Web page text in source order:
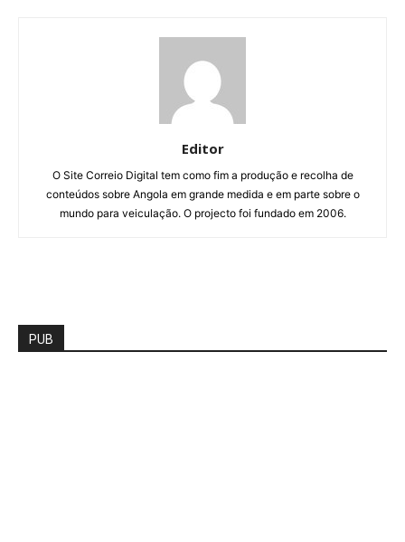
Editor
O Site Correio Digital tem como fim a produção e recolha de
conteúdos sobre Angola em grande medida e em parte sobre o
mundo para veiculação. O projecto foi fundado em 2006.
PUB